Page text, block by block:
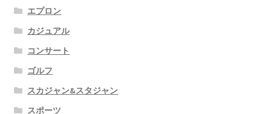
エプロン
カジュアル
コンサート
ゴルフ
スカジャン&スタジャン
スポーツ